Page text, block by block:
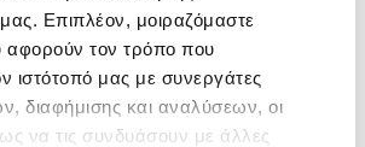
Επιπλέον, μοιραζόμαστε
αφορούν τον τρόπο που
ιστότοπό μας με συνεργάτες
διαφήμισης και αναλύσεων, οι
να τις συνδυάσουν με άλλες